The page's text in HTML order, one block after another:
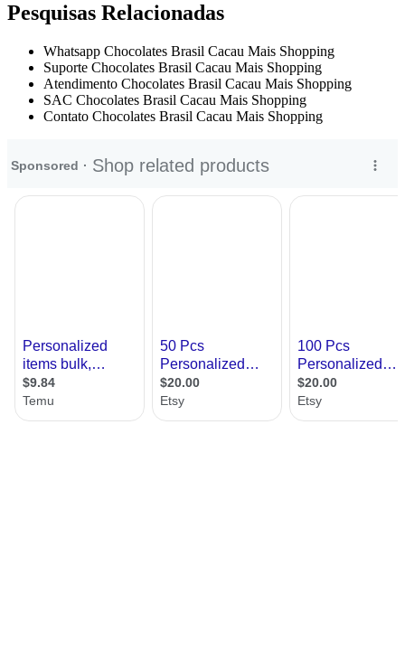
Pesquisas Relacionadas
Whatsapp Chocolates Brasil Cacau Mais Shopping
Suporte Chocolates Brasil Cacau Mais Shopping
Atendimento Chocolates Brasil Cacau Mais Shopping
SAC Chocolates Brasil Cacau Mais Shopping
Contato Chocolates Brasil Cacau Mais Shopping